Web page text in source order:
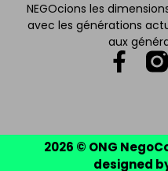
NEGOcions les
avec les générations
aux
2026 © ONG
designed